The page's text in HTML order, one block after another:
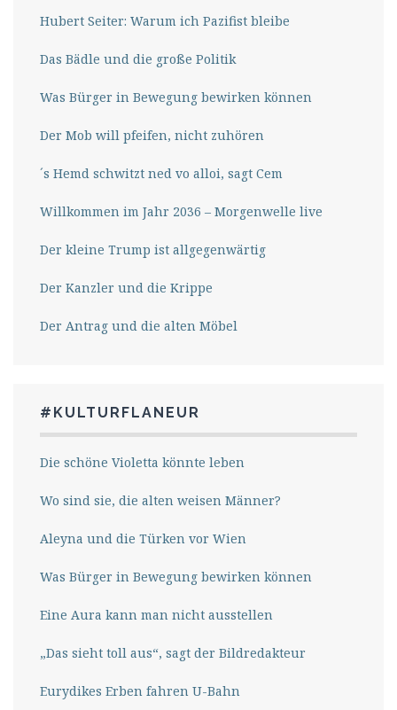
Hubert Seiter: Warum ich Pazifist bleibe
Das Bädle und die große Politik
Was Bürger in Bewegung bewirken können
Der Mob will pfeifen, nicht zuhören
´s Hemd schwitzt ned vo alloi, sagt Cem
Willkommen im Jahr 2036 – Morgenwelle live
Der kleine Trump ist allgegenwärtig
Der Kanzler und die Krippe
Der Antrag und die alten Möbel
#KULTURFLANEUR
Die schöne Violetta könnte leben
Wo sind sie, die alten weisen Männer?
Aleyna und die Türken vor Wien
Was Bürger in Bewegung bewirken können
Eine Aura kann man nicht ausstellen
„Das sieht toll aus“, sagt der Bildredakteur
Eurydikes Erben fahren U-Bahn